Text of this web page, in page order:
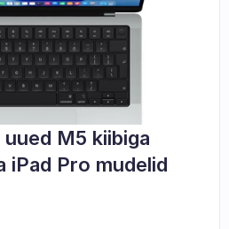
M5 kiibiga
iPad Pro mudelid